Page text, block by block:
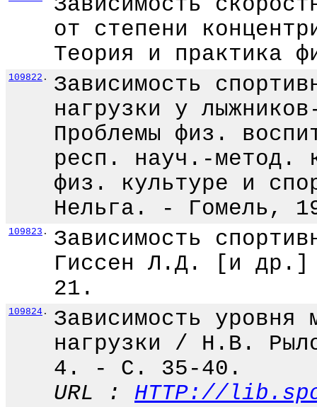
от степени
Теория и
109822 .
Зависимость
нагрузки у
Проблемы физ.
респ. науч.-метод.
физ. культуре и
Нельга. - Гомель,
109823 .
Зависимость
Гиссен Л.Д. [и
21.
109824 .
Зависимость уровня
нагрузки / Н.В.
4. - С. 35-40.
URL : HTTP://